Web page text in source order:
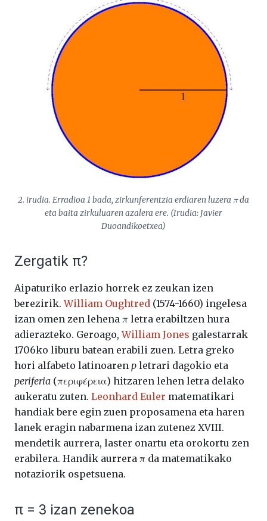
2. irudia. Erradioa 1 bada, zirkunferentzia erdiaren luzera π da
eta baita zirkuluaren azalera ere. (Irudia: Javier
Duoandikoetxea)
Zergatik π?
Aipaturiko erlazio horrek ez zeukan izen
berezirik.William Oughtred (1574-1660) ingelesa
izan omen zen lehena π letra erabiltzen hura
adierazteko. Geroago,William Jones galestarrak
1706ko liburu batean erabili zuen. Letra greko
hori alfabeto latinoaren p letrari dagokio eta
periferia (περιφέρεια) hitzaren lehen letra delako
aukeratu zuten. Leonhard Euler matematikari
handiak bere egin zuen proposamena eta haren
lanek eragin nabarmena izan zutenez XVIII.
mendetik aurrera, laster onartu eta orokortu zen
erabilera. Handik aurrera π da matematikako
notaziorik ospetsuena.
π = 3 izan zenekoa